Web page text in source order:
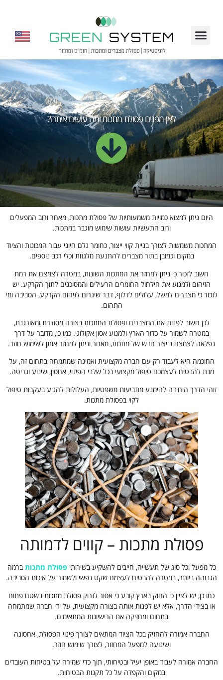
לאן מפנים פסולת מתכות ומה עושים איתה?
היום ניתן למצוא כמויות משמעותיות של פסולת מתכות, מאחר ורוב המפעלים
ורוב התעשיות עושות שימוש מוגבר במתכות.
המתכות משמשות לצורך בניית קווי ייצור, כחומר גלם חיוני עבור המכונות והציוד
במקום וכמובן בתור מצברים להתנעת מלגזות וכלי רכב נוספים.
חשוב לזכור כי ניתן למחזר את המתכות השונות, במטרה לצמצם את רמת
הזיהום ולמנוע את חילחול החומרים הרעילים והמסוכנים לתוך הקרקע. יש
לזכור כי מצברים למשל, עלולים לדלוף, דבר שיגרום לזיהום הקרקע, הסביבה ומי
התהום.
לכן חשוב לפנות את המצברים ופסולת המתכות בצורה מסודרת ומאורגנת,
במטרה לשמור על כדור הארץ ולמנוע אסון אקולוגי. כמו כן, מדובר על דרך
נפלאה לצמצם בייצור חדש של מתכות, מאחר וניתן למחזר אותן לשימוש חוזר.
החוכמה היא לעבוד רק עם חברה מקצועית ואמינה שמתמחה בתחום זה, על
מנת להבטיח לעצמכם טיפול מקצועי בכל שלבי הפינוי, אחסון, שינוע וגריטה.
זוהי הדרך היחידה להימנע מתביעות משפטיות, העלולות להגיע בעקבות טיפול
לקוי בפסולת מתכות.
פסולת מתכות – קווים לדמותה
כל מפעל וכל סוג של תעשייה, חייבים להשקיע בשירותי פסולת מתכותברמה
הגבוהה ביותר, במטרה להבטיח לעצמם שקט נפשי ולשמור על איכות הסביבה.
כמו כן, יש לציין כי החוק בארץ קובע כי אסור לזרוק פסולת מתכות בשטח פתוח
או בצידי הדרך, אלא יש לפנות אותה בצורה מקצועית, על ידי חברה שמתמחה
בתחום ומחזיקה את הרישיונות המתאימים.
החברה אמורה להחזיק בכל הציוד המתאים לצורך פינוי הפסולת, אחסונה
ושינועה למפעל המחזור, לצורך שימוש חוזר.
החברה אמורה לעבוד באופן יעיל ובטיחותי, תוך כדי שמירה על בטיחות העובדים
במקום והקפדה על כל תקנות הבטיחות.